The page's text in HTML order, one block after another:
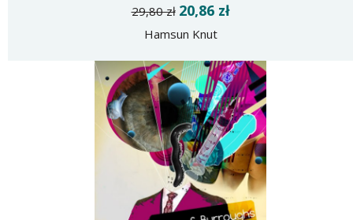
29,80 zł 20,86 zł
Hamsun Knut